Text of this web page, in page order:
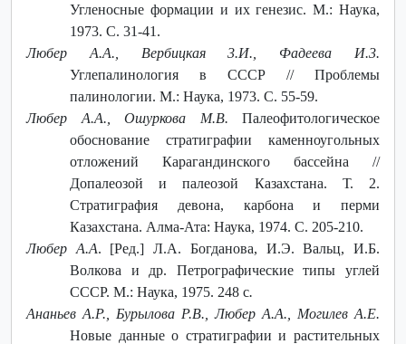
Угленосные формации и их генезис. М.: Наука,
1973. С. 31-41.
Любер А.А., Вербицкая 3.И., Фадеева И.3.
Углепалинология в СССР // Проблемы
палинологии. М.: Наука, 1973. С. 55-59.
Любер А.А., Ошуркова М.В. Палеофитологическое
обоснование стратиграфии каменноугольных
отложений Карагандинского бассейна //
Допалеозой и палеозой Казахстана. Т. 2.
Стратиграфия девона, карбона и перми
Казахстана. Алма-Ата: Наука, 1974. С. 205-210.
Любер А.А. [Ред.] Л.А. Богданова, И.Э. Вальц, И.Б.
Волкова и др. Петрографические типы углей
СССР. М.: Наука, 1975. 248 с.
Ананьев А.Р., Бурылова Р.В., Любер А.А., Могилев А.Е.
Новые данные о стратиграфии и растительных